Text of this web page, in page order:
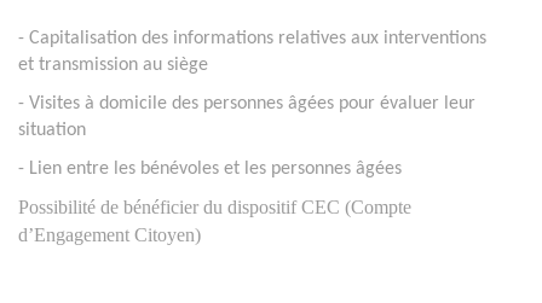
- Capitalisation des informations relatives aux interventions
et transmission au siège
- Visites à domicile des personnes âgées pour évaluer leur
situation
- Lien entre les bénévoles et les personnes âgées
Possibilité de bénéficier du dispositif CEC (Compte
d’Engagement Citoyen)